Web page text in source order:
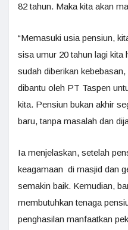
82 tahun. Maka kita akan
“Memasuki usia pensiun,
sisa umur 20 tahun lagi kita
sudah diberikan
dibantu oleh PT Taspen
kita. Pensiun bukan akhir
baru, tanpa masalah dan
Ia menjelaskan, setelah
keagamaan di masjid dan
semakin baik. Kemudian,
membutuhkan tenaga
penghasilan manfaatkan